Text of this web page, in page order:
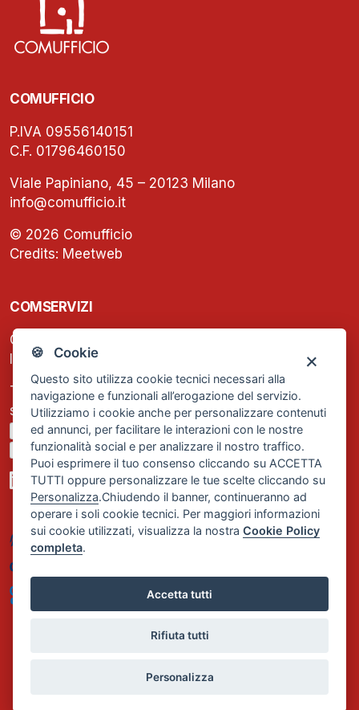
🍪 Cookie
Questo sito utilizza cookie tecnici necessari alla
navigazione e funzionali all’erogazione del servizio.
Utilizziamo i cookie anche per personalizzare contenuti
ed annunci, per facilitare le interazioni con le nostre
funzionalità social e per analizzare il nostro traffico.
Puoi esprimere il tuo consenso cliccando su ACCETTA
TUTTI oppure personalizzare le tue scelte cliccando su
Personalizza.Chiudendo il banner, continueranno ad
operare i soli cookie tecnici. Per maggiori informazioni
sui cookie utilizzati, visualizza la nostraCookie Policy
completa.
Accetta tutti
Rifiuta tutti
Personalizza
COMUFFICIO
P.IVA 09556140151
C.F. 01796460150
Viale Papiniano, 45 – 20123 Milano
info@comufficio.it
© 2026 Comufficio
Credits: Meetweb
COMSERVIZI
C.F. e P.IVA: 13474420158
Iscrizione REA Milano n. 1656740
Tel. +39 02 2838 1307
segreteria@comservizi.eu
Privacy Policy
Cookie Policy